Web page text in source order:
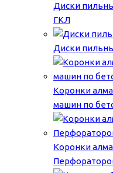
Диски
ГКЛ
Диски
Коронки
машин по
Коронки